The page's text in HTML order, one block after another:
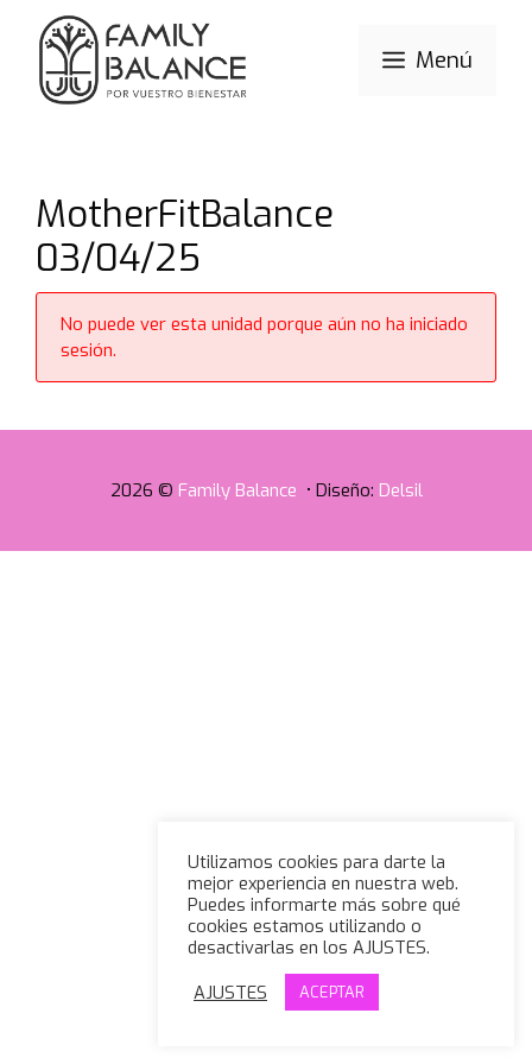
Saltar
contenido
Menú
MotherFitBalance
03/04/25
No puede ver esta unidad porque aún no ha iniciado
sesión.
2026 © Family Balance • Diseño: Delsil
Utilizamos cookies para darte la
mejor experiencia en nuestra web.
Puedes informarte más sobre qué
cookies estamos utilizando o
desactivarlas en los AJUSTES.
AJUSTES
ACEPTAR